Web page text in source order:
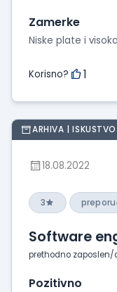
Zamerke
Niske plate i
Korisno? 1
ARHIVA | ISKUSTVO
18.08.2022
3
Software
prethodno zaposlen/
Pozitivno